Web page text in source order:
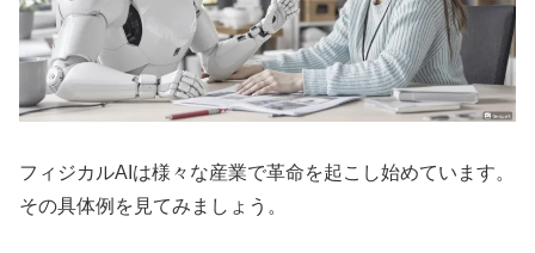
フィジカルAIは様々な産業で革命を起こし始めています。
その具体例を見てみましょう。